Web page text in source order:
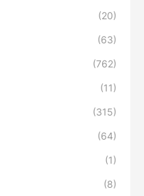
(20)
(63)
(762)
(11)
(315)
(64)
(1)
(8)